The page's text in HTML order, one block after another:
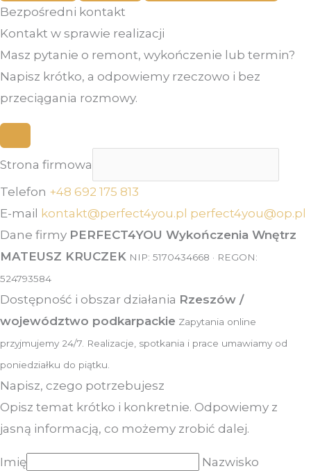
Bezpośredni kontakt
Kontakt w sprawie realizacji
Masz pytanie o remont, wykończenie lub termin?
Napisz krótko, a odpowiemy rzeczowo i bez
przeciągania rozmowy.
Strona firmowa
Telefon +48 692 175 813
E-mail kontakt@perfect4you.pl perfect4you@op.pl
Dane firmy PERFECT4YOU Wykończenia Wnętrz
MATEUSZ KRUCZEK NIP: 5170434668 · REGON:
524793584
Dostępność i obszar działania Rzeszów /
województwo podkarpackie Zapytania online
przyjmujemy 24/7. Realizacje, spotkania i prace umawiamy od
poniedziałku do piątku.
Napisz, czego potrzebujesz
Opisz temat krótko i konkretnie. Odpowiemy z
jasną informacją, co możemy zrobić dalej.
Imię Nazwisko